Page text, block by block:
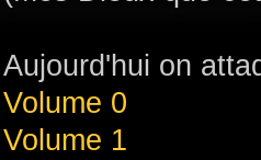
Aujourd'hui on
Volume 0
Volume 1